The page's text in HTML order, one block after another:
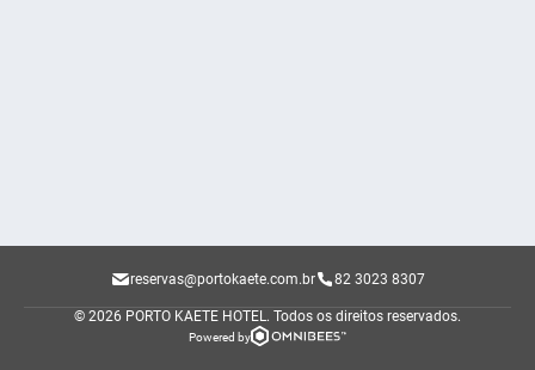
reservas@portokaete.com.br 82 3023 8307
© 2026 PORTO KAETE HOTEL. Todos os direitos reservados.
Powered by